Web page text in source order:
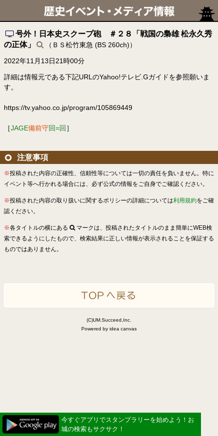
号外！日本史スクープ砲 ＃２８「戦国の梟雄 松永久秀
の正体」
（ＢＳ松竹東急 (BS 260ch)）
2022年11月13日21時00分
詳細は情報元である下記URLのYahoo!テレビ.Gガイドを参照願いま
す。
https://tv.yahoo.co.jp/program/105869449
［JAGE備前守回=回 ］
注意事項
※投稿された内容の正確性、信頼性等については一切の責任を負いません。特に
イベント等へ行かれる場合には、必ず公式の情報をご自身でご確認ください。
※投稿された内容の取り扱いに関するポリシーの詳細については利用規約をご確
認ください。
※各タイトルの横にある
マークは、投稿されたタイトルのまま簡単にWEB検
索できるようにしたもので、検索結果に正しい情報が表示されることを保証する
ものではありません。
(C)UM.Succeed,Inc.
Powered by idea canvas
今すぐアプリでスタンプラリーを始めよう！お
城の検索もサクサク！